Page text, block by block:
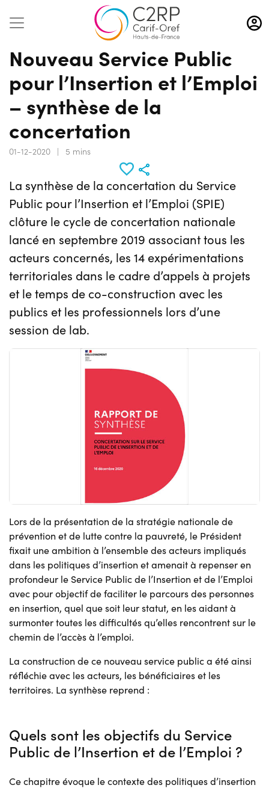
Aller
au
contenu
principal
Nouveau Service Public
pour l’Insertion et l’Emploi
– synthèse de la
concertation
01-12-2020 | 5 mins
La synthèse de la concertation du Service
Public pour l’Insertion et l’Emploi (SPIE)
clôture le cycle de concertation nationale
lancé en septembre 2019 associant tous les
acteurs concernés, les 14 expérimentations
territoriales dans le cadre d’appels à projets
et le temps de co-construction avec les
publics et les professionnels lors d’une
session de lab.
Lors de la présentation de la stratégie nationale de
prévention et de lutte contre la pauvreté, le Président
fixait une ambition à l’ensemble des acteurs impliqués
dans les politiques d’insertion et amenait à repenser en
profondeur le Service Public de l’Insertion et de l’Emploi
avec pour objectif de faciliter le parcours des personnes
en insertion, quel que soit leur statut, en les aidant à
surmonter toutes les difficultés qu’elles rencontrent sur le
chemin de l’accès à l’emploi.
La construction de ce nouveau service public a été ainsi
réfléchie avec les acteurs, les bénéficiaires et les
territoires. La synthèse reprend :
Quels sont les objectifs du Service
Public de l’Insertion et de l’Emploi ?
Ce chapitre évoque le contexte des politiques d’insertion